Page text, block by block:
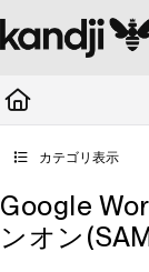
Fetch the complete
カテゴリ表示
Google
ンオン